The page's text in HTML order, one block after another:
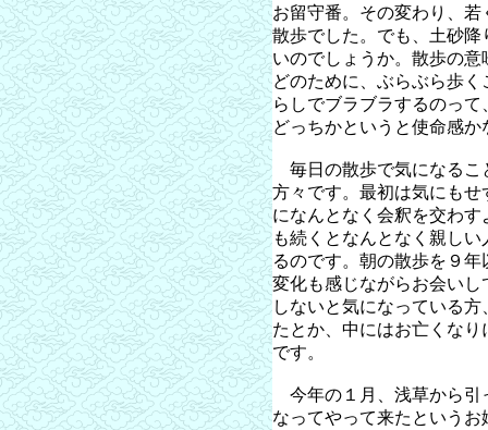
お留守番。その変わり、
散歩でした。でも、土砂
いのでしょうか。散歩の
どのために、ぶらぶら歩
らしでブラブラするのっ
どっちかというと使命感
毎日の散歩で気になるこ
方々です。最初は気にも
になんとなく会釈を交わ
も続くとなんとなく親し
るのです。朝の散歩を９
変化も感じながらお会い
しないと気になっている
たとか、中にはお亡くな
です。
今年の１月、浅草から引
なってやって来たという